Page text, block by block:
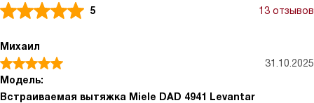
5 13 отзывов
Михаил
31.10.2025
Модель:
Встраиваемая вытяжка Miele DAD 4941 Levantar